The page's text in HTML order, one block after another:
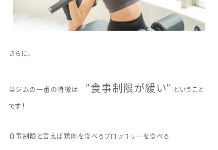
さらに、
当ジムの一番の特徴は ”食事制限が緩い” ということ
です！
食事制限と言えば鶏肉を食べろブロッコリーを食べろ